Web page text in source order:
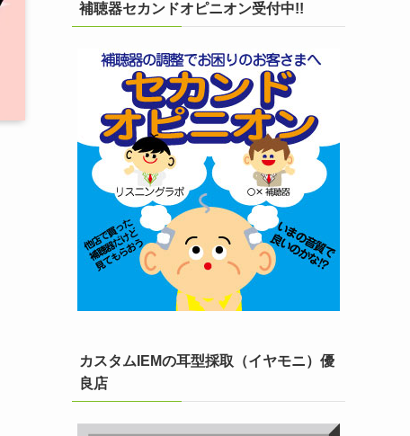
補聴器セカンドオピニオン受付中!!
カスタムIEMの耳型採取（イヤモニ）優
良店